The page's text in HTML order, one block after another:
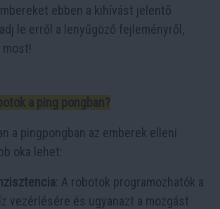
ebben a kihívást jelentő
le erről a lenyűgöző fejleményről,
a ping pongban?
a pingpongban az emberek elleni
oka lehet:
: A robotok programozhatók a
vezérlésére és ugyanazt a mozgást